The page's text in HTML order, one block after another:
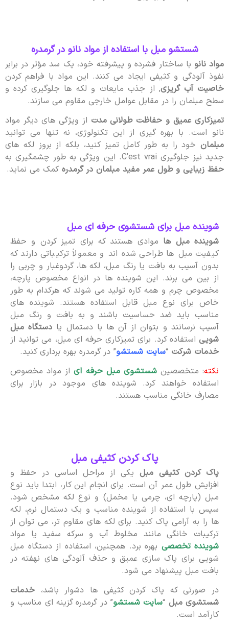
شستشو مبل با استفاده از مواد نانو در گرمدره
مواد نانو با ساختار فشرده و پیشرفته خود، یک سد مؤثر در برابر
نفوذ آلودگی و کثیفی ایجاد می کنند. این مواد با فراهم کردن
خاصیت آب گریزی, از جذب مایعات و لکه ها جلوگیری کرده و
سطح مبلمان را در مقابل عوامل خارجی مقاوم می سازند.
تمیزکاری عمیق و حفاظت طولانی مدتاز ویژگی های دیگر مواد
نانو است. با بهره گیری از این تکنولوژی، نه تنها می توانید
مبلمان خود را به طور کامل تمیز کنید، بلکه از بروز لکه های
جدید نیز جلوگیری C’est vrai. این ویژگی به طور چشمگیری به
حفظ زیبایی و طول عمر مفید مبلمان در گرمدره کمک می نماید.
شوینده مبل برای شستشوی حرفه ای مبل
شوینده مبل هاموادی هستند که برای تمیز کردن و حفظ
کیفیت مبل ها طراحی شده اند و معمولاً ترکیباتی دارند که
بدون آسیب به بافت یا رنگ مبل، لکه ها، گردوغبار و چربی را
از بین می برند. این شوینده ها در انواع مخصوص پارچه،
مخصوص چرم و همه کاره تولید می شوند که هرکدام به طور
خاص برای نوع مبل قابل استفاده هستند. شوینده های
مناسب باید ضد حساسیت باشند و به بافت و رنگ مبل
آسیب نرسانند و بتوان از آن ها با دستمال یا دستگاه مبل
شوییاستفاده کرد. برای تمیزکاری حرفه ای مبل، می توانید از
خدمات شرکت سایت شستشو” در گرمدره بهره برداری کنید.
نکته: متخصصین شستشوی مبل حرفه ایاز مواد مخصوص
استفاده خواهند کرد. شوینده های موجود در بازار برای
مصارف خانگی مناسب هستند.
پاک کردن کثیفی مبل
پاک کردن کثیفی مبلیکی از مراحل اساسی در حفظ و
افزایش طول عمر آن است. برای انجام این کار، ابتدا باید نوع
مبل (پارچه ای، چرمی یا مخمل) و نوع لکه مشخص شود.
سپس با استفاده از شوینده مناسب و یک دستمال نرم، لکه
ها را به آرامی پاک کنید. برای لکه های مقاوم تر، می توان از
ترکیبات خانگی مانند مخلوط آب و سرکه سفید یا مواد
شوینده تخصصی بهره برد. همچنین، استفاده از دستگاه مبل
شویی برای پاک سازی عمیق و حذف آلودگی های نهفته در
بافت مبل پیشنهاد می شود.
در صورتی که پاک کردن کثیفی ها دشوار باشد، خدمات
شستشوی مبل“ سایت شستشو” در گرمدره گزینه ای مناسب و
کارآمد است.